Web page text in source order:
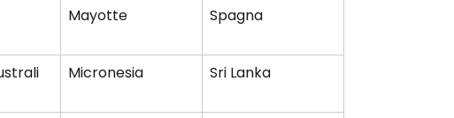
Mayotte Spagna
Micronesia Sri Lanka